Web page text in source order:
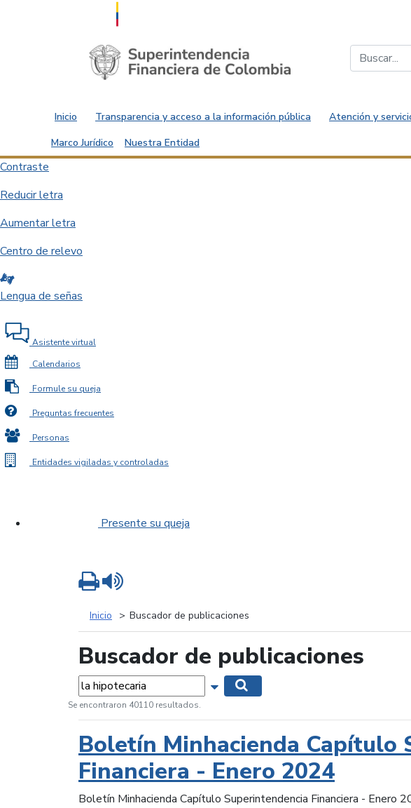
Saltar al contenido principal
Inicio Transparencia y acceso a la información pública Atención y
Marco Jurídico
Nuestra Entidad
Contraste
Reducir letra
Aumentar letra
Centro de relevo
Lengua de señas
Asistente virtual
Calendarios
Formule su queja
Preguntas frecuentes
Personas
Entidades vigiladas y controladas
Presente su queja
Inicio Buscador de publicaciones
Buscador de publicaciones
Palabras... Mostrar opciones de búsqueda
Se encontraron 40110 resultados.
Boletín Minhacienda Capítulo
Financiera - Enero 2024
Boletín Minhacienda Capítulo Superintendencia Financiera - Enero
Imprimir